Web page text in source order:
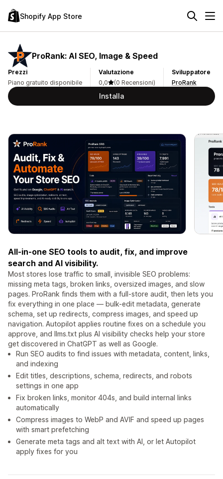
Shopify App Store
ProRank: AI SEO, Image & Speed
Prezzi
Piano gratuito disponibile
Valutazione
0,0
(0 Recensioni)
Sviluppatore
ProRank
Installa
All-in-one SEO tools to audit, fix, and improve
search and AI visibility.
Most stores lose traffic to small, invisible SEO problems:
missing meta tags, broken links, oversized images, and slow
pages. ProRank finds them with a full-store audit, then lets you
fix everything in one place — bulk-edit metadata, generate
schema, set up redirects, compress images, and speed up
navigation. Autopilot applies routine fixes on a schedule you
approve, and llms.txt plus AI visibility checks help your store
get discovered in ChatGPT as well as Google.
Run SEO audits to find issues with metadata, content, links,
and indexing
Edit titles, descriptions, schema, redirects, and robots
settings in one app
Fix broken links, monitor 404s, and build internal links
automatically
Compress images to WebP and AVIF and speed up pages
with smart prefetching
Generate meta tags and alt text with AI, or let Autopilot
apply fixes for you